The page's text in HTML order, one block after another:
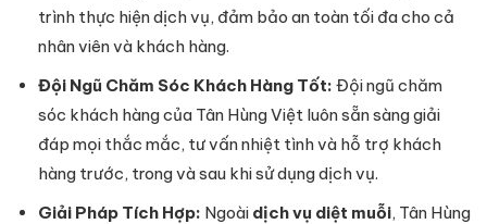
trình thực hiện dịch vụ, đảm bảo an toàn tối đa cho cả
nhân viên và khách hàng.
Đội Ngũ Chăm Sóc Khách Hàng Tốt: Đội ngũ chăm
sóc khách hàng của Tân Hùng Việt luôn sẵn sàng giải
đáp mọi thắc mắc, tư vấn nhiệt tình và hỗ trợ khách
hàng trước, trong và sau khi sử dụng dịch vụ.
Giải Pháp Tích Hợp: Ngoài dịch vụ diệt muỗi, Tân Hùng